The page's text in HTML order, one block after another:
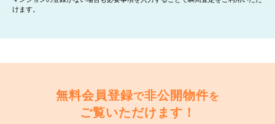
けます。
無料会員登録で非公開物件を
ご覧いただけます！